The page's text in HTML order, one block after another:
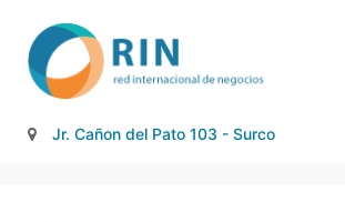
16/04/2019
Jr. Cañon del Pato 103 - Surco